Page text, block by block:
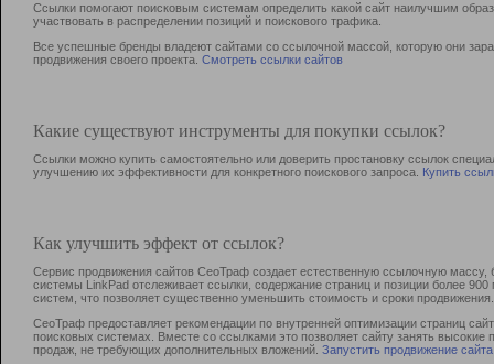
Ссылки помогают поисковым системам определить какой сайт наилучшим
участвовать в раcпределении позиций и поискового трафика.
Все успешные бренды владеют сайтами со ссылочной массой, которую они
продвижения своего проекта. Смотреть ссылки сайтов
Какие существуют инструменты для покупки ссылок?
Ссылки можно купить самостоятельно или доверить простановку ссылок
улучшению их эффективности для конкретного поискового запроса. Купить
Как улучшить эффект от ссылок?
Сервис продвижения сайтов СеоТраф создает естественную ссылочную
системы LinkPad отслеживает ссылки, содержание страниц и позиции более
систем, что позволяет существенно уменьшить стоимость и сроки продвижения.
СеоТраф предоставляет рекомендации по внутренней оптимизации страниц
поисковых системах. Вместе со ссылками это позволяет сайту занять
продаж, не требующих дополнительных вложений. Запустить продвижение сайта